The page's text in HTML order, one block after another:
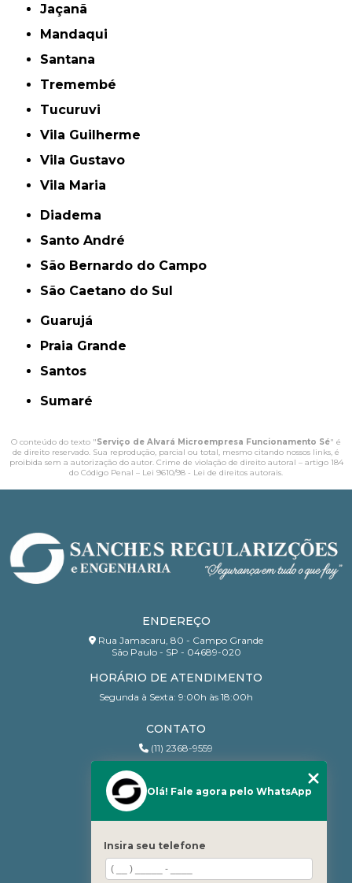
Jaçanã
Mandaqui
Santana
Tremembé
Tucuruvi
Vila Guilherme
Vila Gustavo
Vila Maria
Diadema
Santo André
São Bernardo do Campo
São Caetano do Sul
Guarujá
Praia Grande
Santos
Sumaré
O conteúdo do texto "Serviço de Alvará Microempresa Funcionamento Sé" é
de direito reservado. Sua reprodução, parcial ou total, mesmo citando nossos links, é
proibida sem a autorização do autor. Crime de violação de direito autoral – artigo 184
do Código Penal – Lei 9610/98 - Lei de direitos autorais.
ENDEREÇO
Rua Jamacaru, 80 - Campo Grande
São Paulo - SP - 04689-020
HORÁRIO DE ATENDIMENTO
Segunda à Sexta: 9:00h às 18:00h
CONTATO
(11) 2368-9559
contato@sanchesri.com.br
Quem Somos
Blog
Olá! Fale agora pelo WhatsApp
Insira seu telefone